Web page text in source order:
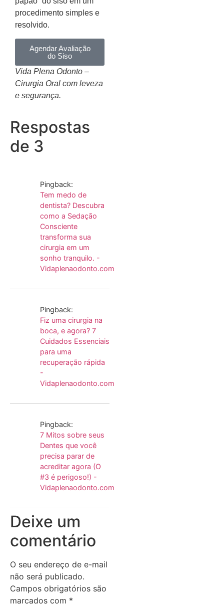
procedimento simples e
resolvido.
Agendar Avaliação
do Siso
Vida Plena Odonto –
Cirurgia Oral com leveza
e segurança.
Respostas
de 3
Pingback:
Tem medo de
dentista? Descubra
como a Sedação
Consciente
transforma sua
cirurgia em um
sonho tranquilo. -
Vidaplenaodonto.com
Pingback:
Fiz uma cirurgia na
boca, e agora? 7
Cuidados Essenciais
para uma
recuperação rápida
-
Vidaplenaodonto.com
Pingback:
7 Mitos sobre seus
Dentes que você
precisa parar de
acreditar agora (O
#3 é perigoso!) -
Vidaplenaodonto.com
Deixe um
comentário
O seu endereço de e-mail
não será publicado.
Campos obrigatórios são
marcados com *